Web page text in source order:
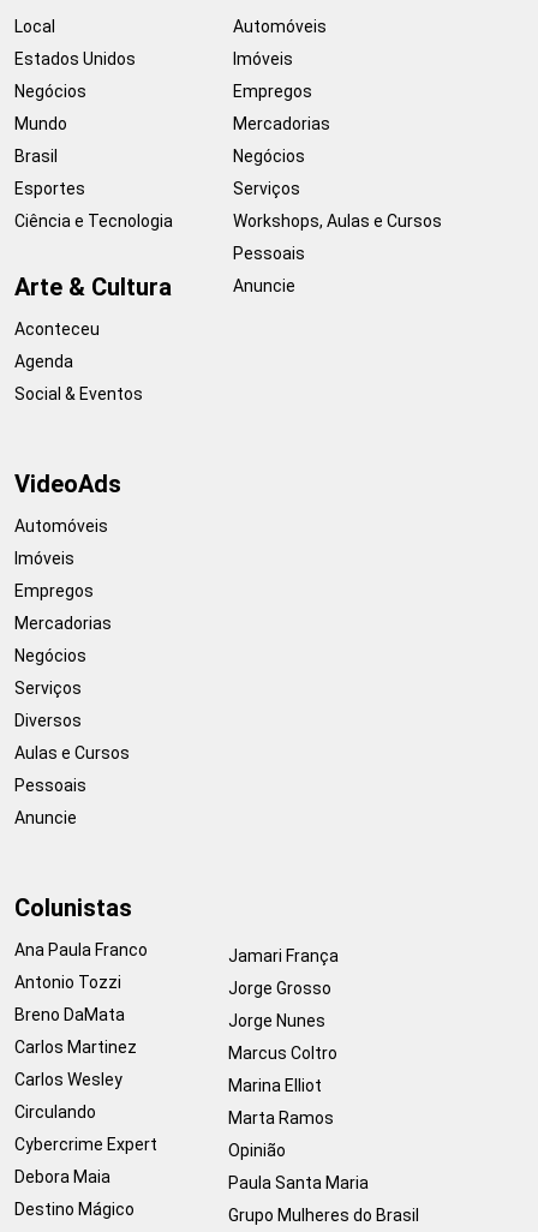
Local
Estados Unidos
Negócios
Mundo
Brasil
Esportes
Ciência e Tecnologia
Arte & Cultura
Aconteceu
Agenda
Social & Eventos
Automóveis
Imóveis
Empregos
Mercadorias
Negócios
Serviços
Workshops, Aulas e Cursos
Pessoais
Anuncie
VideoAds
Automóveis
Imóveis
Empregos
Mercadorias
Negócios
Serviços
Diversos
Aulas e Cursos
Pessoais
Anuncie
Colunistas
Ana Paula Franco
Antonio Tozzi
Breno DaMata
Carlos Martinez
Carlos Wesley
Circulando
Cybercrime Expert
Debora Maia
Destino Mágico
Jamari França
Jorge Grosso
Jorge Nunes
Marcus Coltro
Marina Elliot
Marta Ramos
Opinião
Paula Santa Maria
Grupo Mulheres do Brasil